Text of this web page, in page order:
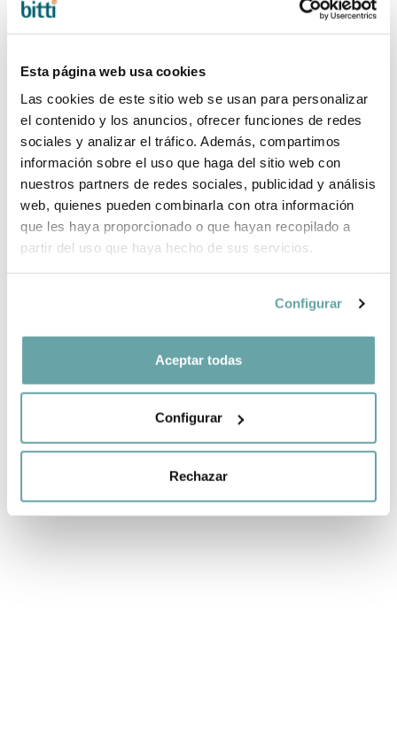
Esta página web usa cookies
Las cookies de este sitio web se usan para personalizar
el contenido y los anuncios, ofrecer funciones de redes
sociales y analizar el tráfico. Además, compartimos
información sobre el uso que haga del sitio web con
nuestros partners de redes sociales, publicidad y análisis
web, quienes pueden combinarla con otra información
que les haya proporcionado o que hayan recopilado a
partir del uso que haya hecho de sus servicios.
Configurar
Aceptar todas
Configurar
Rechazar
COMPARTIR